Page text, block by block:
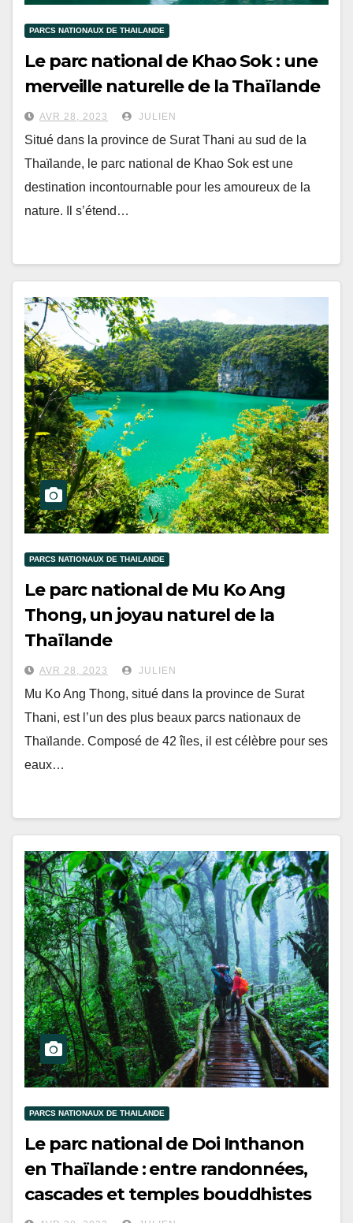
PARCS NATIONAUX DE THAILANDE
Le parc national de Khao Sok : une
merveille naturelle de la Thaïlande
AVR 28, 2023 JULIEN
Situé dans la province de Surat Thani au sud de la
Thaïlande, le parc national de Khao Sok est une
destination incontournable pour les amoureux de la
nature. Il s’étend…
PARCS NATIONAUX DE THAILANDE
Le parc national de Mu Ko Ang
Thong, un joyau naturel de la
Thaïlande
AVR 28, 2023 JULIEN
Mu Ko Ang Thong, situé dans la province de Surat
Thani, est l’un des plus beaux parcs nationaux de
Thaïlande. Composé de 42 îles, il est célèbre pour ses
eaux…
PARCS NATIONAUX DE THAILANDE
Le parc national de Doi Inthanon
en Thaïlande : entre randonnées,
cascades et temples bouddhistes